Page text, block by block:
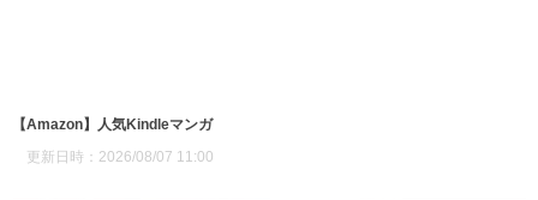
【Amazon】人気Kindleマンガ
更新日時：2026/08/07 11:00